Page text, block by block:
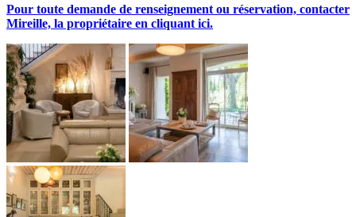
Pour toute demande de renseignement ou réservation, contacter
Mireille, la propriétaire en cliquant ici.